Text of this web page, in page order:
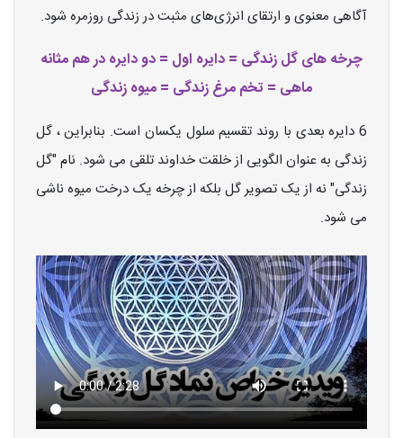
آگاهی معنوی و ارتقای انرژی‌های مثبت در زندگی روزمره شود.
چرخه های گل زندگی = دایره اول = دو دایره در هم مثانه
ماهی = تخم مرغ زندگی = میوه زندگی
6 دایره بعدی با روند تقسیم سلول یکسان است. بنابراین ، گل
زندگی به عنوان الگویی از خلقت خداوند تلقی می شود. نام "گل
زندگی" نه از یک تصویر گل بلکه از چرخه یک درخت میوه ناشی
می شود.